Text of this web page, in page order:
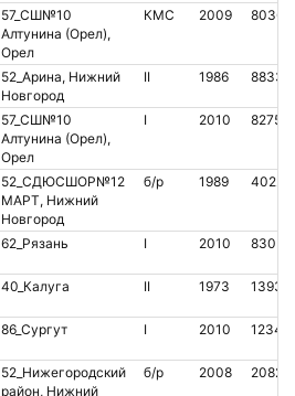
57_СШ№10
Алтунина (Орел),
Орел
КМС 2009
52_Арина, Нижний
Новгород
II 1986
57_СШ№10
Алтунина (Орел),
Орел
I 2010
52_СДЮСШОР№12
МАРТ, Нижний
Новгород
б/р 1989
62_Рязань I 2010
40_Калуга II 1973
86_Сургут I 2010
52_Нижегородский
район, Нижний
б/р 2008